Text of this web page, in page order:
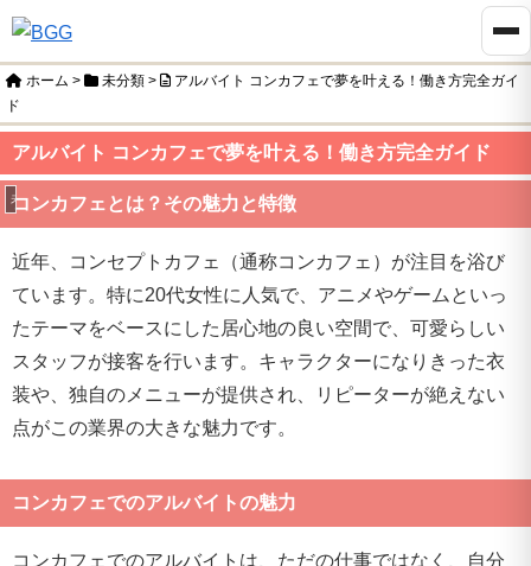
ホーム > 未分類 >
アルバイト コンカフェで夢を叶える！働き方完全ガイ
ド
アルバイト コンカフェで夢を叶える！働き方完全ガイド
未分類
コンカフェとは？その魅力と特徴
近年、コンセプトカフェ（通称コンカフェ）が注目を浴び
ています。特に20代女性に人気で、アニメやゲームといっ
たテーマをベースにした居心地の良い空間で、可愛らしい
スタッフが接客を行います。キャラクターになりきった衣
装や、独自のメニューが提供され、リピーターが絶えない
点がこの業界の大きな魅力です。
コンカフェでのアルバイトの魅力
コンカフェでのアルバイトは、ただの仕事ではなく、自分